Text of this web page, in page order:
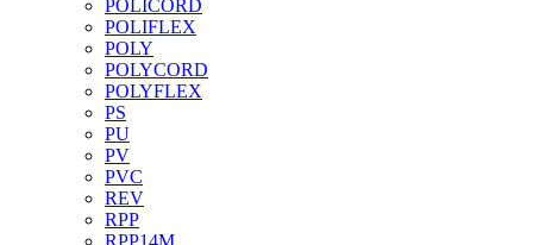
POLICORD
POLIFLEX
POLY
POLYCORD
POLYFLEX
PS
PU
PV
PVC
REV
RPP
RPP14M